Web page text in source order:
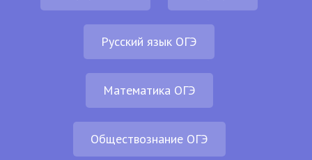
Русский язык ОГЭ
Математика ОГЭ
Обществознание ОГЭ